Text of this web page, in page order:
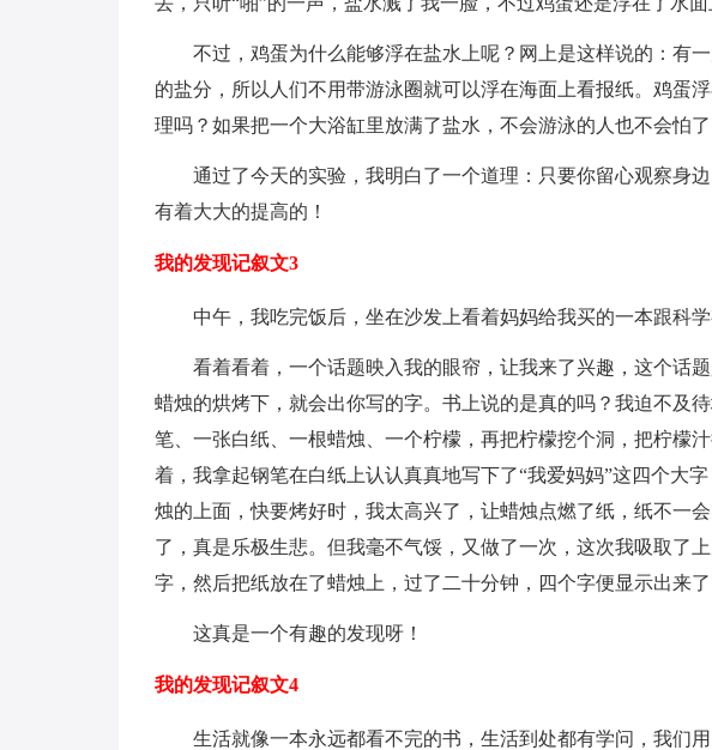
不过，鸡蛋为什么能够浮在盐水上呢？网上是这样说的：有
的盐分，所以人们不用带游泳圈就可以浮在海面上看报纸。鸡蛋
理吗？如果把一个大浴缸里放满了盐水，不会游泳的人也不会怕了
通过了今天的实验，我明白了一个道理：只要你留心观察身
有着大大的提高的！
我的发现记叙文3
中午，我吃完饭后，坐在沙发上看着妈妈给我买的一本跟科学
看着看着，一个话题映入我的眼帘，让我来了兴趣，这个话
蜡烛的烘烤下，就会出你写的字。书上说的是真的吗？我迫不及
笔、一张白纸、一根蜡烛、一个柠檬，再把柠檬挖个洞，把柠檬
着，我拿起钢笔在白纸上认认真真地写下了“我爱妈妈”这四个大
烛的上面，快要烤好时，我太高兴了，让蜡烛点燃了纸，纸不一
了，真是乐极生悲。但我毫不气馁，又做了一次，这次我吸取了
字，然后把纸放在了蜡烛上，过了二十分钟，四个字便显示出来了
这真是一个有趣的发现呀！
我的发现记叙文4
生活就像一本永远都看不完的书，生活到处都有学问，我们